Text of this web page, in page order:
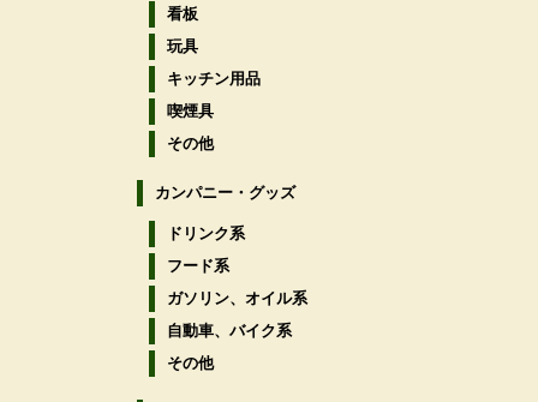
看板
玩具
キッチン用品
喫煙具
その他
カンパニー・グッズ
ドリンク系
フード系
ガソリン、オイル系
自動車、バイク系
その他